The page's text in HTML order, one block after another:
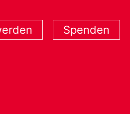
Spenden